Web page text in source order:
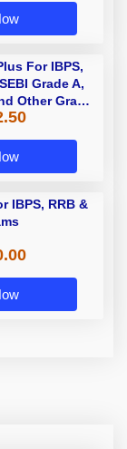
For IBPS,
Grade A,
Other Grade
Exams
IBPS, RRB &